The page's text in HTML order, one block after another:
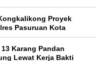
Proyek
Pasuruan Kota
Karang Pandan
Lewat Kerja Bakti